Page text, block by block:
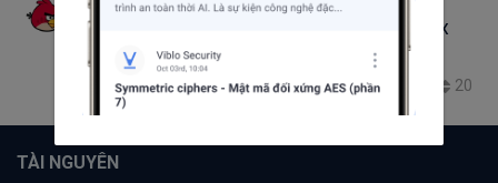
Cùi Bắp
Layer 4 vs Layer 7 Load Balancing on Linux
Apache CentOS
10.6K 34 1 20
TÀI NGUYÊN